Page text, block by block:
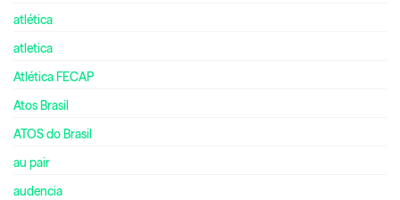
atlética
atletica
Atlética FECAP
Atos Brasil
ATOS do Brasil
au pair
audencia